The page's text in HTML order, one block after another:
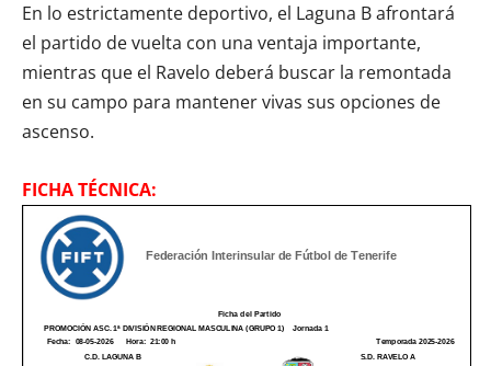
En lo estrictamente deportivo, el Laguna B afrontará
el partido de vuelta con una ventaja importante,
mientras que el Ravelo deberá buscar la remontada
en su campo para mantener vivas sus opciones de
ascenso.
FICHA TÉCNICA: